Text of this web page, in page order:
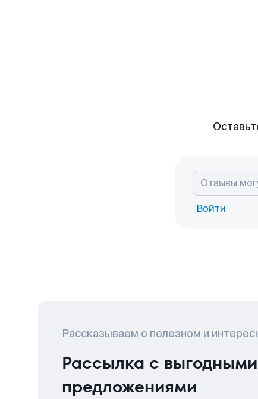
Войти
Рассказываем о полезном и
Рассылка с выгодными
предложениями